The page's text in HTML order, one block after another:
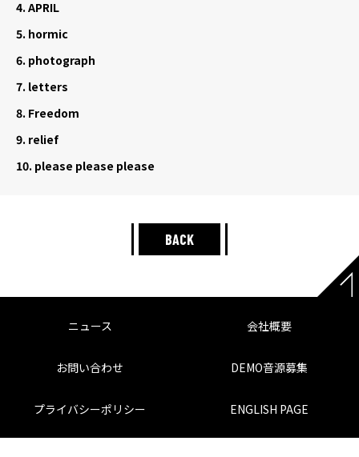
4. APRIL
5. hormic
6. photograph
7. letters
8. Freedom
9. relief
10. please please please
BACK
ニュース 会社概要
お問い合わせ DEMO音源募集
プライバシーポリシー ENGLISH PAGE